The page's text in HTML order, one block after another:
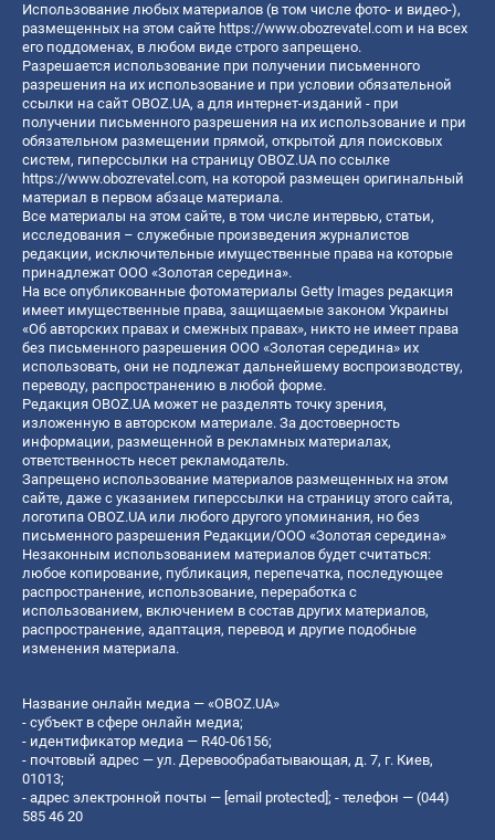
Использование любых материалов (в том числе фото- и видео-),
размещенных на этом сайте https://www.obozrevatel.com и на всех
его поддоменах, в любом виде строго запрещено.
Разрешается использование при получении письменного
разрешения на их использование и при условии обязательной
ссылки на сайт OBOZ.UA, а для интернет-изданий - при
получении письменного разрешения на их использование и при
обязательном размещении прямой, открытой для поисковых
систем, гиперссылки на страницу OBOZ.UA по ссылке
https://www.obozrevatel.com, на которой размещен оригинальный
материал в первом абзаце материала.
Все материалы на этом сайте, в том числе интервью, статьи,
исследования – служебные произведения журналистов
редакции, исключительные имущественные права на которые
принадлежат ООО «Золотая середина».
На все опубликованные фотоматериалы Getty Images редакция
имеет имущественные права, защищаемые законом Украины
«Об авторских правах и смежных правах», никто не имеет права
без письменного разрешения ООО «Золотая середина» их
использовать, они не подлежат дальнейшему воспроизводству,
переводу, распространению в любой форме.
Редакция OBOZ.UA может не разделять точку зрения,
изложенную в авторском материале. За достоверность
информации, размещенной в рекламных материалах,
ответственность несет рекламодатель.
Запрещено использование материалов размещенных на этом
сайте, даже с указанием гиперссылки на страницу этого сайта,
логотипа OBOZ.UA или любого другого упоминания, но без
письменного разрешения Редакции/ООО «Золотая середина»
Незаконным использованием материалов будет считаться:
любое копирование, публикация, перепечатка, последующее
распространение, использование, переработка с
использованием, включением в состав других материалов,
распространение, адаптация, перевод и другие подобные
изменения материала.
Название онлайн медиа — «OBOZ.UA»
- субъект в сфере онлайн медиа;
- идентификатор медиа — R40-06156;
- почтовый адрес — ул. Деревообрабатывающая, д. 7, г. Киев,
01013;
- адрес электронной почты — [email protected] ; - телефон — (044)
585 46 20